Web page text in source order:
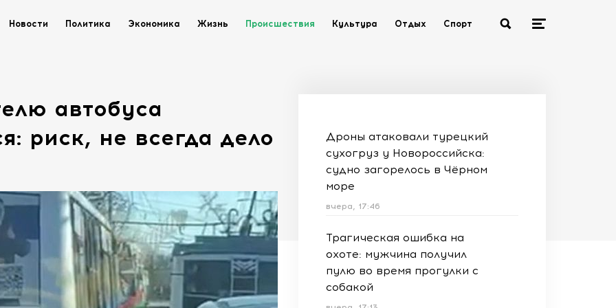
Новости Политика Экономика Жизнь Происшествия Культура Отдых Спорт
автобуса
риск, не всегда дело
Дроны атаковали турецкий
сухогруз у Новороссийска:
судно загорелось в Чёрном
море
вчера, 17:46
Трагическая ошибка на
охоте: мужчина получил
пулю во время прогулки с
собакой